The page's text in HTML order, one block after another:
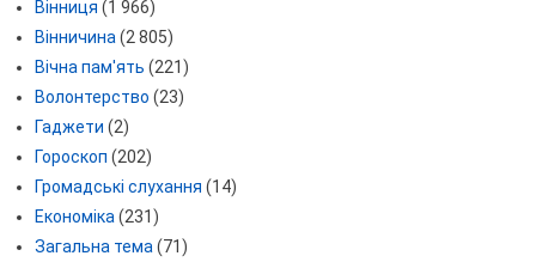
Вінниця (1 966)
Вінничина(2 805)
Вічна пам'ять (221)
Волонтерство (23)
Гаджети (2)
Гороскоп (202)
Громадські слухання (14)
Економіка(231)
Загальна тема(71)